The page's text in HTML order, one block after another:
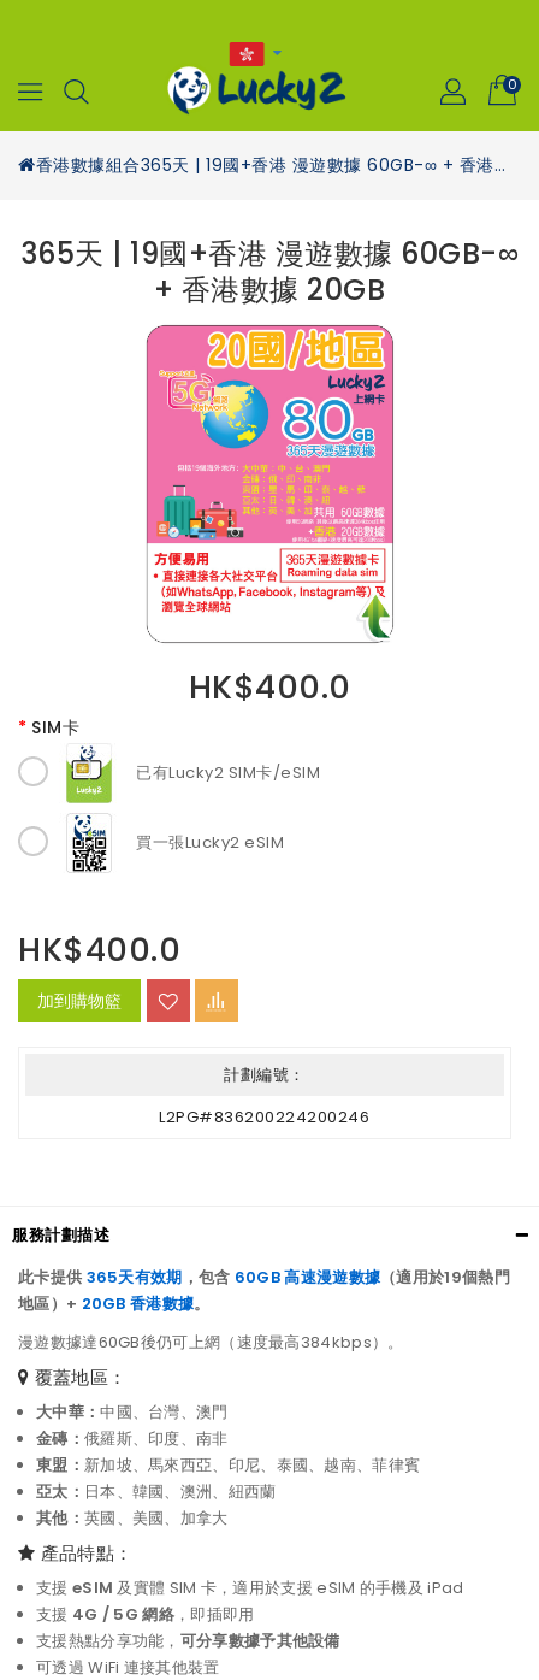
0
香港數據組合 365天 | 19國+香港 漫遊數據 60GB-∞ + 香港數據 20GB
365天 | 19國+香港 漫遊數據 60GB-∞
+ 香港數據 20GB
HK$400.0
SIM卡
已有Lucky2 SIM卡/eSIM
買一張Lucky2 eSIM
HK$400.0
加到購物籃
計劃編號：
L2PG#836200224200246
服務計劃描述
此卡提供 365天有效期 ，包含 60GB 高速漫遊數據 （適用於19個熱門
地區）+ 20GB 香港數據。
漫遊數據達60GB後仍可上網（速度最高384kbps）。
覆蓋地區：
大中華：中國、台灣、澳門
金磚： 俄羅斯、印度、南非
東盟： 新加坡、馬來西亞、印尼、泰國、越南、菲律賓
亞太： 日本、韓國、澳洲、紐西蘭
其他： 英國、美國、加拿大
產品特點：
支援 eSIM 及實體 SIM 卡，適用於支援 eSIM 的手機及 iPad
支援 4G / 5G 網絡，即插即用
支援熱點分享功能， 可分享數據予其他設備
可透過 WiFi 連接其他裝置